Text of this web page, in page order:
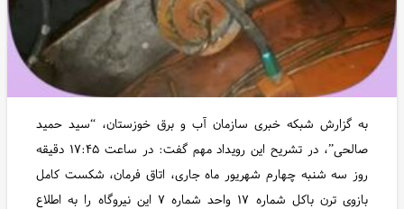
به گزارش شبکه خبری سازمان آب و برق خوزستان، “سید حمید
صالحی”، در تشریح این رویداد مهم گفت: در ساعت ۱۷:۴۵ دقیقه
روز سه شنبه چهارم شهریور ماه جاری، اتاق فرمان، شکست کامل
بازوی ترن باکل شماره ۱۷ واحد شماره ۷ این نیروگاه را به اطلاع